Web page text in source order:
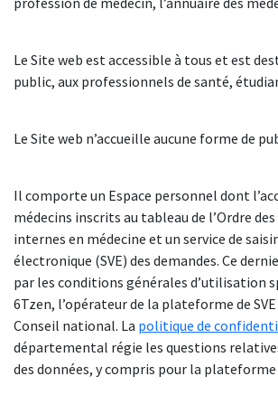
Le Site web est accessible à tous et est
public, aux professionnels de santé,
Le Site web n’accueille aucune forme de
Il comporte un Espace personnel dont
médecins inscrits au tableau de l’Ordre
internes en médecine et un service de
électronique (SVE) des demandes. Ce
par les conditions générales d’utilisation
6Tzen, l’opérateur de la plateforme de
Conseil national. La politique de
départemental régie les questions
des données, y compris pour la plateforme